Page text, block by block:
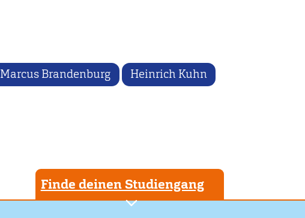
Marcus Brandenburg Heinrich Kuhn
Finde deinen Studiengang